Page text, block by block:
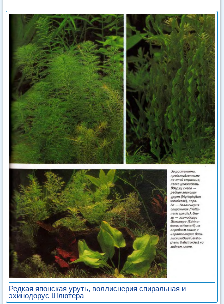
Редкая японская уруть, воллиснерия спиральная и
эхинодорус Шлютера